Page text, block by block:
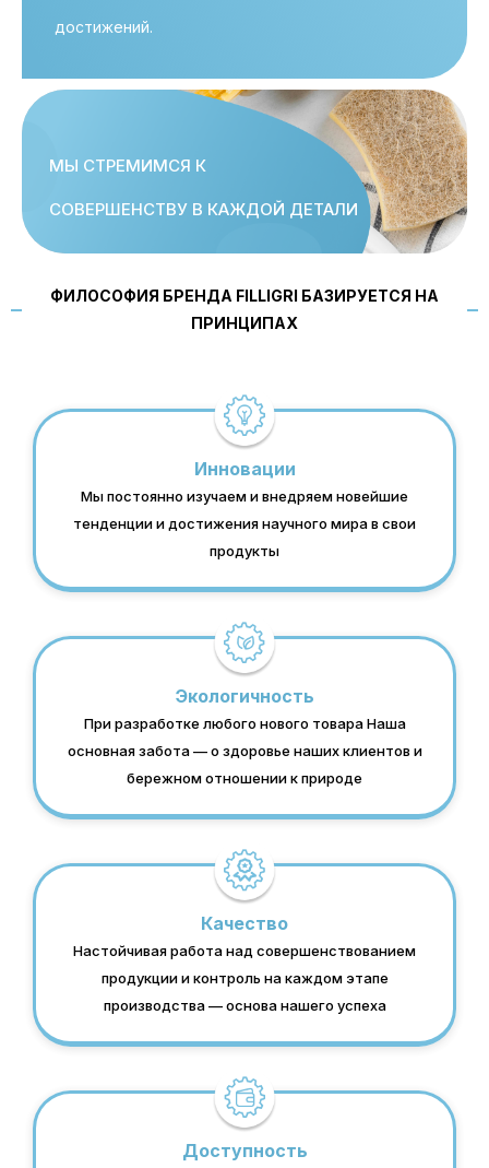
достижений.
МЫ СТРЕМИМСЯ К
СОВЕРШЕНСТВУ В КАЖДОЙ ДЕТАЛИ
ФИЛОСОФИЯ БРЕНДА FILLIGRI БАЗИРУЕТСЯ НА
ПРИНЦИПАХ
Инновации
Мы постоянно изучаем и внедряем новейшие
тенденции и достижения научного мира в свои
продукты
Экологичность
При разработке любого нового товара Наша
основная забота — о здоровье наших клиентов и
бережном отношении к природе
Качество
Настойчивая работа над совершенствованием
продукции и контроль на каждом этапе
производства — основа нашего успеха
Доступность